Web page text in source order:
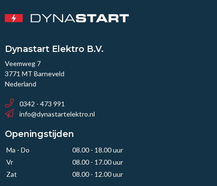
Dynastart Elektro B.V.
Veemweg 7
3771 MT Barneveld
Nederland
0342 - 473 991
info@dynastartelektro.nl
Openingstijden
Ma - Do
08.00 - 18.00 uur
Vr
08.00 - 17.00 uur
Zat
08.00 - 12.00 uur